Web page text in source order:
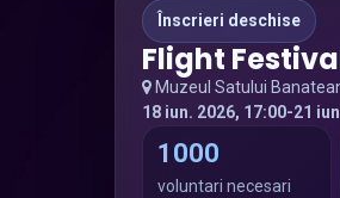
Înscrieri deschise
Flight
Muzeul Satului
18 iun. 2026, 17:00-21
1000
voluntari necesari